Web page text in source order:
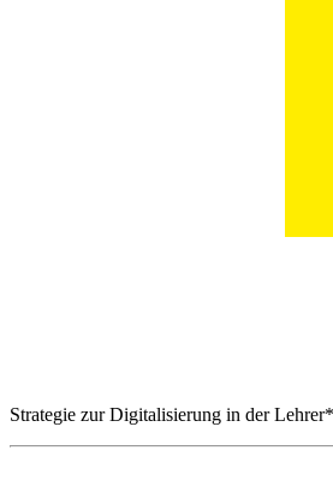
Strategie zur Digitalisierung in der